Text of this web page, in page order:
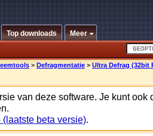
Top downloads Meer
> Defragmentatie > Ultra Defrag (32bit
van deze software. Je kunt ook
(laatste beta versie).